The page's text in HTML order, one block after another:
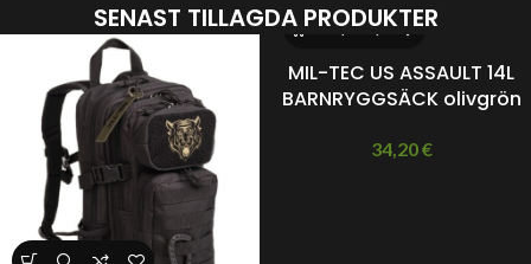
SENAST TILLAGDA PRODUKTER
MIL-TEC US ASSAULT 14L
BARNRYGGSÄCK olivgrön
34,20€